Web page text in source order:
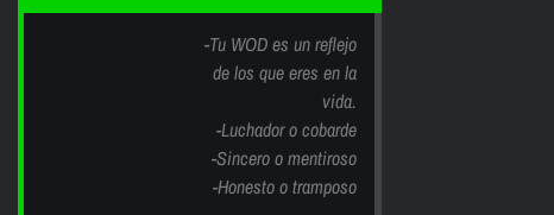
-Tu WOD es un reflejo
de los que eres en la
vida.
-Luchador o cobarde
-Sincero o mentiroso
-Honesto o tramposo